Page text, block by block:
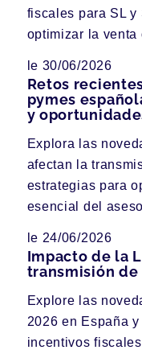
fiscales para SL y
optimizar la venta
le 30/06/2026
Retos
pymes
y
Explora las
afectan la
estrategias para
esencial del aseso
le 24/06/2026
Impacto de la
transmisión de
Explore las
2026 en España
incentivos